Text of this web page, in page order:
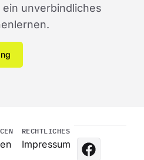
unverbindliches
RECHTLICHES
Impressum